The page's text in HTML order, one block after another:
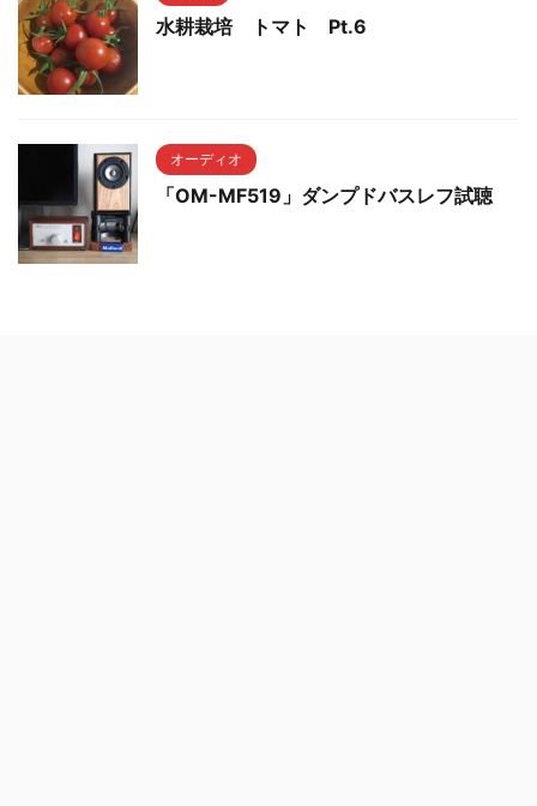
水耕栽培 トマト Pt.6
オーディオ
「OM-MF519」ダンプドバスレフ試聴